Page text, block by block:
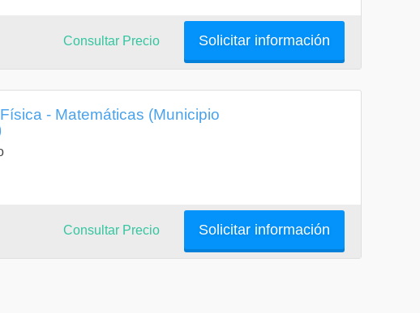
Solicitar información
Consultar Precio
- Matemáticas (Municipio
Solicitar información
Consultar Precio